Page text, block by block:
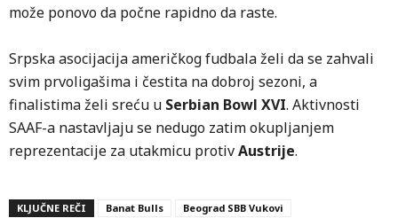
može ponovo da počne rapidno da raste.
Srpska asocijacija američkog fudbala želi da se zahvali
svim prvoligašima i čestita na dobroj sezoni, a
finalistima želi sreću u Serbian Bowl XVI. Aktivnosti
SAAF-a nastavljaju se nedugo zatim okupljanjem
reprezentacije za utakmicu protivAustrije.
KLJUČNE REČI Banat Bulls Beograd SBB Vukovi